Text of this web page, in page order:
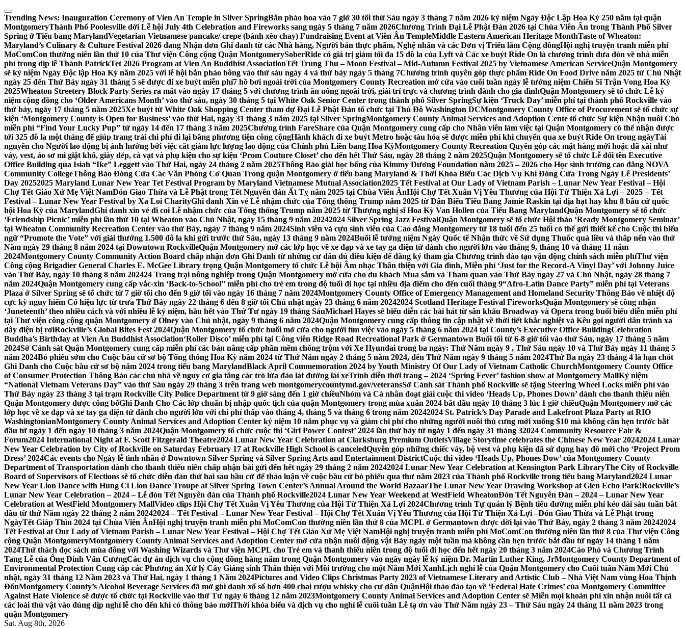
Skip
to
content
Trending News: Inauguration Ceremony of Vien An Temple in Silver SpringBắn pháo hoa vào 7 giờ 30 tối thứ Sáu ngày 3 tháng 7 năm 2026 kỷ niệm Ngày Độc Lập Hoa Kỳ 250 năm tại quận
MontgomeryThành Phố Poolesville dời Lễ hội July 4th Celebration and Fireworks sang ngày 5 tháng 7 năm 2026Chương Trình Đại Lễ Phật Đản 2026 tại Chùa Viên Ân trong Thành Phố Silver
Spring ở Tiểu bang MarylandVegetarian Vietnamese pancake/ crepe (bánh xèo chay) Fundraising Event at Viên Ân TempleMiddle Eastern American Heritage MonthTaste of Wheaton:
Maryland’s Culinary & Culture Festival 2026 đang Nhận đơn Ghi danh từ các Nhà hàng, Người bán thực phẩm, Nghệ nhân và các Đơn vị Triển lãm Cộng đồngHội nghị truyện tranh miễn phí
MoComCon thường niên lần thứ 10 của Thư viện Công cộng Quận MontgomerySoberRide có giá trị giảm tối đa 15 đô la của Lyft và Các xe buýt Ride On là chương trình đưa đón về nhà miễn
phí trong dịp lễ Thánh PatrickTet 2026 Program at Vien An Buddhist AssociationTết Trung Thu – Moon Festival – Mid-Autumn Festival 2025 by Vietnamese American ServiceQuận Montgomery
sẽ kỷ niệm Ngày Độc lập Hoa Kỳ năm 2025 với lễ hội bắn pháo bông vào thứ sáu ngày 4 và thứ bảy ngày 5 tháng 7Chương trình quyên góp thực phẩm Ride On Food Drive năm 2025 từ Chủ Nhật
ngày 25 đến Thứ Bảy ngày 31 tháng 5 sẽ được đi xe buýt miễn phí7 hồ bơi ngoài trời của Montgomery County Recreation mở cửa vào cuối tuần ngày lễ tưởng niệm Chiến Sĩ Trận Vong Hoa Kỳ
2025Wheaton Streetery Block Party Series ra mắt vào ngày 17 tháng 5 với chương trình ăn uống ngoài trời, giải trí trực và chương trình dành cho gia đìnhQuận Montgomery sẽ tổ chức Lễ kỷ
niệm cộng đồng cho ‘Older Americans Month’ vào thứ sáu, ngày 30 tháng 5 tại White Oak Senior Center trong thành phố Silver SpringSự kiện ‘Truck Day’ miễn phí tại thành phố Rockville vào
thứ bảy, ngày 17 tháng 5 năm 2025Xe buýt từ White Oak Shopping Center tham dự Đại Lễ Phật Đản tổ chức tại Thủ Đô Washington DCMontgomery County Office of Procurement sẽ tổ chức sự
kiện ‘Montgomery County is Open for Business’ vào thứ Hai, ngày 31 tháng 3 năm 2025 tại Silver SpringMontgomery County Animal Services and Adoption Cente tổ chức Sự kiện Nhận nuôi Chó
miễn phí “Find Your Lucky Pup” từ ngày 14 đến 17 tháng 3 năm 2025Chương trình FareShare của Quận Montgomery cung cấp cho Nhân viên làm việc tại Quận Montgomery có thể nhận được
tới 325 đô la một tháng để giúp trang trải chi phí đi lại bằng phương tiện công cộngHành khách đi xe buýt Metro hoặc tàu hỏa sẽ được miễn phí khi chuyển qua xe buýt Ride On trong ngàyTài
nguyên cho Người lao động bị ảnh hưởng bởi việc cắt giảm lực lượng lao động của Chính phủ Liên bang Hoa KỳMontgomery County Recreation Quyên góp các mặt hàng mới hoặc đã xài như
váy, vest, áo sơ mi giặt khô, giày dép, cà vạt và phụ kiện cho sự kiện ‘Prom Couture Closet’ cho đến hết Thứ Sáu, ngày 28 tháng 2 năm 2025Quận Montgomery sẽ tổ chức Lễ đổi tên Executive
Office Building qua Isiah “Ike” Leggett vào Thứ Hai, ngày 24 tháng 2 năm 2025Thông Báo giải học bổng của Kimmy Dương Foundation năm 2025 – 2026 cho Học sinh trường cao đẳng NOVA
Community CollegeThông Báo Đóng Cửa Các Văn Phòng Cơ Quan Trong quận Montgomery ở tiểu bang Maryland & Thời Khóa Biểu Các Dịch Vụ Khi Đóng Cửa Trong Ngày Lễ Presidents’
Day 20252025 Maryland Lunar New Year Tet Festival Program by Maryland Vietnamese Mutual Association2025 Tết Festival at Our Lady of Vietnam Parish – Lunar New Year Festival – Hội
Chợ Tết Giáo Xứ Mẹ Việt NamĐón Giao Thừa và Lễ Phật trong Tết Nguyên đán Ất Tỵ năm 2025 tại Chùa Viên ÂnHội Chợ Tết Xuân Vị Yêu Thương của Hội Từ Thiện Xá Lợi – 2025 – Tết
Festival – Lunar New Year Festival by Xa Loi CharityGhi danh Xin vé Lễ nhậm chức của Tổng thống Trump năm 2025 từ Dân Biểu Tiểu Bang Jamie Raskin tại địa hạt hay khu 8 bầu cử quốc
hội Hoa Kỳ của MarylandGhi danh xin vé đi coi Lễ nhậm chức của Tổng thống Trump năm 2025 từ Thượng nghị sĩ Hoa Kỳ Van Hollen của Tiểu Bang MarylandQuận Montgomery sẽ tổ chức
‘Friendship Picnic’ miễn phí lần thứ 10 tại Wheaton vào Chủ Nhật, ngày 15 tháng 9 năm 20242024 Silver Spring Jazz FestivalQuận Montgomery sẽ tổ chức Hội thảo ‘Ready Montgomery Seminar’
tại Wheaton Community Recreation Center vào thứ Bảy, ngày 7 tháng 9 năm 2024Sinh viên và cựu sinh viên của Cao đẳng Montgomery từ 18 tuổi đến 25 tuổi có thể gửi thiết kế cho Cuộc thi biểu
ngữ “Promote the Vote” với giải thưởng 1.500 đô la khi gửi trước thứ Sáu, ngày 13 tháng 9 năm 2024Buổi lễ tưởng niệm Ngày Quốc tế Nhận thức về Sử dụng Thuốc quá liều và thắp nến vào thứ
Năm ngày 29 tháng 8 năm 2024 tại Downtown RockvilleQuận Montgomery mở các lớp học về xe đạp và xe tay ga điện tử dành cho người lớn vào tháng 9, tháng 10 và tháng 11 năm
2024Montgomery County Community Action Board chấp nhận đơn Ghi Danh từ những cư dân đủ điều kiện để đăng ký tham gia Chương trình đào tạo vận động chính sách miễn phíThư viện
Công cộng Brigadier General Charles E. McGee Library trọng Quận Montgomery tổ chức Lễ hội Âm nhạc Thân thiện với Gia đình, Miễn phí ‘Just for the Record-A Vinyl Day’ với Johnny Juice
vào Thứ Bảy, ngày 10 tháng 8 năm 202424 Trang trại nông nghiệp trong Quận Montgomery mở cửa cho du khách Mua sắm và Tham quan vào Thứ Bảy ngày 27 và Chủ Nhật, ngày 28 tháng 7
năm 2024Quận Montgomery cung cấp vắc-xin ‘Back-to-School’’ miễn phí cho trẻ em trong độ tuổi đi học tại nhiều địa điểm cho đến cuối tháng 9“Afro-Latin Dance Party” miễn phí tại Veterans
Plaza ở Silver Spring sẽ tổ chức từ 7 giờ tối cho đến 9 giờ tối vào ngày 16 tháng 7 năm 2024Montgomery County Office of Emergency Management and Homeland Security Thông Báo về nhiệt độ
cực kỳ nguy hiểm Có hiệu lực từ trưa Thứ Bảy ngày 22 tháng 6 đến 8 giờ tối Chủ nhật ngày 23 tháng 6 năm 20242024 Scotland Heritage Festival FireworksQuận Montgomery sẽ công nhận
‘Juneteenth’ theo nhiều cách và với nhiều lễ kỷ niệm, hầu hết vào Thứ Tư ngày 19 tháng SáuMichael Hayes sẽ biểu diễn các bài hát từ sân khấu Broadway và Opera trong buổi biểu diễn miễn phí
tại Thư viện công cộng quận Montgomery ở Olney vào Chủ nhật, ngày 9 tháng 6 năm 2024Quận Montgomery cung cấp thông tin cập nhật về thời tiết khắc nghiệt và Kêu gọi người dân tránh xa
dây điện bị rơiRockville’s Global Bites Fest 2024Quận Montgomery tổ chức buổi mở cửa cho người tìm việc vào ngày 5 tháng 6 năm 2024 tại County’s Executive Office BuildingCelebration
Buddha’s Birthday at Vien An Buddhist Association‘Roller Disco’ miễn phí tại Công viên Ridge Road Recreational Park ở Germantown Buổi tối từ 6-8 giờ tối vào thứ Sáu, ngày 17 tháng 5 năm
2024Sở Cảnh sát Quận Montgomery cung cấp miễn phí các bản nâng cấp phần mềm chống trộm với Xe Hyundai trong ba ngày: Thứ Năm ngày 9 , Thứ Sáu ngày 10 và Thứ Bảy ngày 11 tháng 5
năm 2024Bỏ phiếu sớm cho Cuộc bầu cử sơ bộ Tổng thống Hoa Kỳ năm 2024 từ Thứ Năm ngày 2 tháng 5 năm 2024, đến Thứ Năm ngày 9 tháng 5 năm 2024Thứ Ba ngày 23 tháng 4 là hạn chót
Ghi Danh cho Cuộc bầu cử sơ bộ năm 2024 trong tiểu bang MarylandBlack April Commemoration 2024 by Youth Ministry Of Our Lady of Vietnam Catholic ChurchMontgomery County Office
of Consumer Protection Thông Báo các chủ nhà về nguy cơ gia tăng các trò lừa đảo lát đường lái xeTrình diễn thời trang – 2024 ‘Spring Fever’ fashion show at Montgomery MallKỷ niệm
“National Vietnam Veterans Day” vào thứ Sáu ngày 29 tháng 3 trên trang web montgomerycountymd.gov/veteransSở Cảnh sát Thành phố Rockville sẽ tặng Steering Wheel Locks miễn phí vào
Thứ Bảy ngày 23 tháng 3 tại trạm Rockville City Police Department từ 9 giờ sáng đến 1 giờ chiềuNhóm và Cá nhân đoạt giải cuộc thi video ‘Heads Up, Phones Down’ dành cho thanh thiếu niên
Quận Montgomery được công bốGhi Danh Cho Các lớp chuẩn bị nhập quốc tịch của quận Montgomery trong mùa xuân 2024 bắt đầu ngày 10 tháng 3 lúc 1 giờ chiềuQuận Montgomery mở các
lớp học về xe đạp và xe tay ga điện tử dành cho người lớn với chi phí thấp vào tháng 4, tháng 5 và tháng 6 trong năm 20242024 St. Patrick’s Day Parade and Lakefront Plaza Party at RIO
WashingtonianMontgomery County Animal Services and Adoption Center kỷ niệm 10 năm phục vụ và giảm chi phí cho những người nuôi thú cưng mới xuống $10 mà không cần hẹn trước bắt
đầu từ ngày 1 đến ngày 10 tháng 3 năm 2024Quận Montgomery tổ chức cuộc thi ‘Girl Power Contest’ 2024 lần thứ bảy từ ngày 1 đến ngày 31 tháng 32024 Community Resource Fair &
Forum2024 International Night at F. Scott Fitzgerald Theatre2024 Lunar New Year Celebration at Clarksburg Premium OutletsVillage Storytime celebrates the Chinese New Year 20242024 Lunar
New Year Celebration by City of Rockville on Saturday February 17 at Rockville High School is canceledQuyên góp những chiếc váy, bộ vest và phụ kiện đã sử dụng hay đồ mới cho ‘Project Prom
Dress’ 2024Các events cho Ngày lễ tình nhân ở Downtown Silver Spring và Silver Spring Arts and Entertainment DistrictCuộc thi video ‘Heads Up, Phones Dow’ của Montgomery County
Department of Transportation dành cho thanh thiếu niên chấp nhận bài gửi đến hết ngày 29 tháng 2 năm 20242024 Lunar New Year Celebration at Kensington Park LibraryThe City of Rockville
Board of Supervisors of Elections sẽ tổ chức diễn đàn thứ hai sau bầu cử để thảo luận về cuộc bầu cử bỏ phiếu qua thư năm 2023 của Thành phố Rockville trong tiểu bang Maryland2024 Lunar
New Year Lion Dance with Hung Ci Lion Dance Troupe at Silver Spring Town Center’s Annual Around the World BazaarThe Lunar New Year Drawing Workshop at Glen Echo Park!Rockville’s
Lunar New Year Celebration – 2024 – Lễ đón Tết Nguyên đán của Thành phố Rockville2024 Lunar New Year Weekend at WestField WheatonĐón Tết Nguyên Đán – 2024 – Lunar New Year
Celebration at WestField Montgomery MallVideo clips Hội Chợ Tết Xuân Vị Yêu Thương của Hội Từ Thiện Xá Lợi 2024Chương trình Tự quản lý Bệnh tiểu đường miễn phí kéo dài sáu tuần bắt
đầu từ thứ Năm ngày 22 tháng 2 năm 20242024 – Tết Festival – Lunar New Year Festival – Hội Chợ Tết Xuân Vị Yêu Thương của Hội Từ Thiện Xá Lợi –Đón Giao Thừa và Lễ Phật trong
NgàyTết Giáp Thìn 2024 tại Chùa Viên ÂnHội nghị truyện tranh miễn phí MoComCon thường niên lần thứ 8 của MCPL ở Germantown được dời lại vào Thứ Bảy, ngày 2 tháng 3 năm 20242024
Tết Festival at Our Lady of Vietnam Parish – Lunar New Year Festival – Hội Chợ Tết Giáo Xứ Mẹ Việt NamHội nghị truyện tranh miễn phí MoComCon thường niên lần thứ 8 của Thư viện Công
cộng Quận MontgomeryMontgomery County Animal Services and Adoption Center mở cửa nhận nuôi động vật Bảy ngày một tuần mà không cần hẹn trước bắt đầu từ ngày 14 tháng 1 năm
2024Thử thách đọc sách mùa đông với Washing Wizards và Thư viện MCPL cho Trẻ em và thanh thiếu niên trong độ tuổi đi học đến hết ngày 20 tháng 3 năm 2024Cáo Phó và Chương Trình
Tang Lễ của Ông Đinh Văn CươngCác dự án dịch vụ cho cộng đồng hàng năm trong Quận Montgomery vào ngày ngày lễ kỷ niệm Dr. Martin Luther King, JrMontgomery County Department of
Environmental Protection Cung cấp các Phương án Xử lý Cây Giáng sinh Thân thiện với Môi trường cho một Năm Mới XanhLịch nghỉ lễ của Quận Montgomery cho Cuối tuần Năm Mới Chủ
nhật, ngày 31 tháng 12 Năm 2023 và Thứ Hai, ngày 1 tháng 1 Năm 2024Pictures and Video Clips Christmas Party 2023 of Vietnamese Literary and Artistic Club – Nhà Việt Nam vùng Hoa Thịnh
ĐốnMontgomery County’s Alcohol Beverage Services đã mở ghi danh xổ số hơn 400 chai rượu whisky cho cư dân QuậnHội thảo đào tạo về ‘Federal Hate Crimes’ của Montgomery Committee
Against Hate Violence sẽ được tổ chức tại Rockville vào thứ Tư ngày 6 tháng 12 năm 2023Montgomery County Animal Services and Adoption Center sẽ Miễn mọi khoản phí xin nhận nuôi tất cả
các loài thú vật vào đúng dịp nghỉ lễ cho đến khi có thông báo mớiThời khóa biểu và dịch vụ cho nghỉ lễ cuối tuần Lễ tạ ơn vào Thứ Năm ngày 23 – Thứ Sáu ngày 24 tháng 11 năm 2023 trong
quận Montgomery
Sat. Aug 8th, 2026